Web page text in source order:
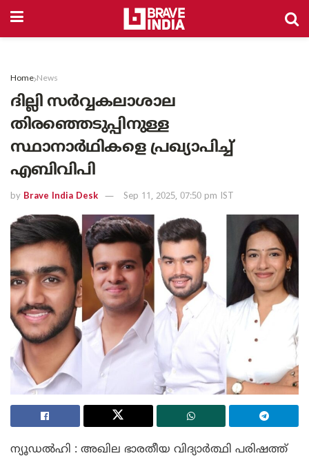
Home News
ദില്ലി സർവ്വകലാശാല
തിരഞ്ഞെടുപ്പിനുള്ള
സ്ഥാനാർഥികളെ പ്രഖ്യാപിച്ച്
എബിവിപി
by Brave India Desk Sep 11, 2025, 07:50 pm IST
ന്യൂഡൽഹി : അഖില ഭാരതീയ വിദ്യാർത്ഥി പരിഷത്ത്